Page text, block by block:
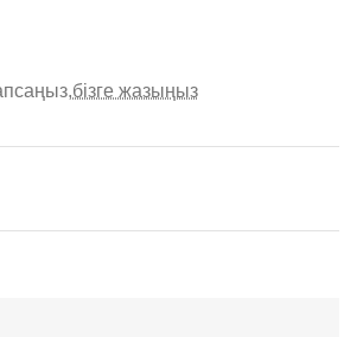
бізге жазыңыз